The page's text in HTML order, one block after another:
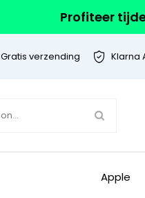
Profiteer
Gratis verzending Klarna
Apple